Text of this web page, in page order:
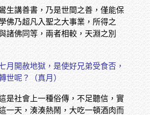
生講善書，乃是世間之善，僅能保
佛乃超凡入聖之大事業，所得之
諸佛同等，兩者相較，天淵之別
月開赦地獄，是使好兄弟受食否，
世呢？（真月）
是社會上一種俗傳，不足聽信，實
一天，湊湊熱鬧，大吃一頓酒肉而